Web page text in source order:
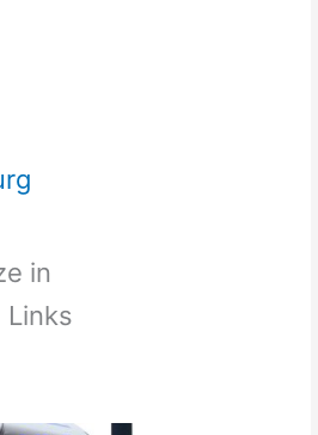
in
Links